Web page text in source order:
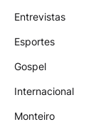
Entrevistas
Esportes
Gospel
Internacional
Monteiro